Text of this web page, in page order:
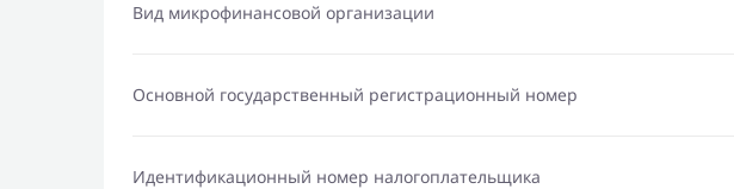
Вид микрофинансовой организации
Основной государственный регистрационный номер
Идентификационный номер налогоплательщика